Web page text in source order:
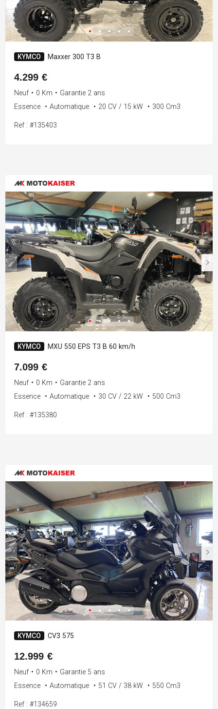
KYMCO Maxxer 300 T3 B
4.299 €
Neuf • 0 Km • Garantie 2 ans
Essence
• Automatique • 20 CV / 15 kW • 300 Cm3
Ref : #135403
KYMCO MXU 550 EPS T3 B 60 km/h
7.099 €
Neuf • 0 Km • Garantie 2 ans
Essence
• Automatique • 30 CV / 22 kW • 500 Cm3
Ref : #135380
KYMCO CV3 575
12.999 €
Neuf • 0 Km • Garantie 5 ans
Essence
• Automatique • 51 CV / 38 kW • 550 Cm3
Ref : #134659